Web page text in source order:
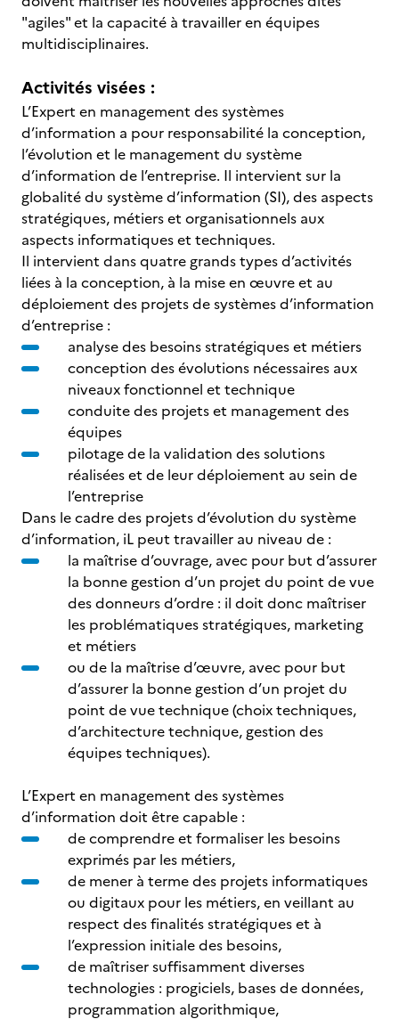
"agiles" et la capacité à travailler en équipes
multidisciplinaires.
Activités visées :
L’Expert en management des systèmes
d’information a pour responsabilité la conception,
l’évolution et le management du système
d’information de l’entreprise. Il intervient sur la
globalité du système d’information (SI), des aspects
stratégiques, métiers et organisationnels aux
aspects informatiques et techniques.
Il intervient dans quatre grands types d’activités
liées à la conception, à la mise en œuvre et au
déploiement des projets de systèmes d’information
d’entreprise :
analyse des besoins stratégiques et métiers
conception des évolutions nécessaires aux
niveaux fonctionnel et technique
conduite des projets et management des
équipes
pilotage de la validation des solutions
réalisées et de leur déploiement au sein de
l’entreprise
Dans le cadre des projets d’évolution du système
d’information, iL peut travailler au niveau de :
la maîtrise d’ouvrage, avec pour but d’assurer
la bonne gestion d’un projet du point de vue
des donneurs d’ordre : il doit donc maîtriser
les problématiques stratégiques, marketing
et métiers
ou de la maîtrise d’œuvre, avec pour but
d’assurer la bonne gestion d’un projet du
point de vue technique (choix techniques,
d’architecture technique, gestion des
équipes techniques).
L’Expert en management des systèmes
d’information doit être capable :
de comprendre et formaliser les besoins
exprimés par les métiers,
de mener à terme des projets informatiques
ou digitaux pour les métiers, en veillant au
respect des finalités stratégiques et à
l’expression initiale des besoins,
de maîtriser suffisamment diverses
technologies : progiciels, bases de données,
programmation algorithmique,